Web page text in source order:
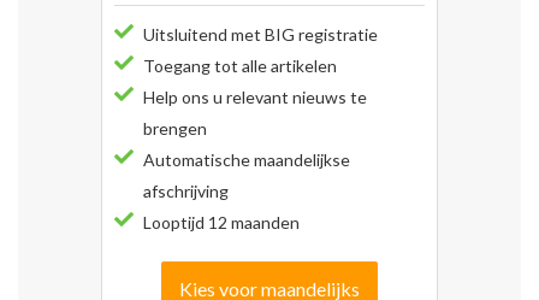
Uitsluitend met BIG registratie
Toegang tot alle artikelen
Help ons u relevant nieuws te
brengen
Automatische maandelijkse
afschrijving
Looptijd 12 maanden
Kies voor maandelijks